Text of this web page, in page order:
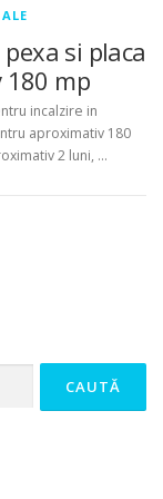
si placa
mp
incalzire in
aproximativ 180
2 luni, …